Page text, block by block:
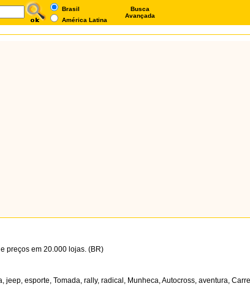
Brasil
América Latina
Busca
Avançada
preços em 20.000 lojas. (BR)
esporte, Tomada, rally, radical, Munheca, Autocross, aventura,